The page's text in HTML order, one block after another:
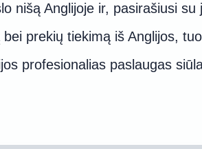
nišą Anglijoje ir, pasirašiusi
bei prekių tiekimą iš Anglijos,
profesionalias paslaugas